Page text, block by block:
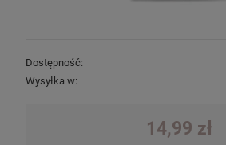
Dostępność:
Wysyłka w:
14,99 zł